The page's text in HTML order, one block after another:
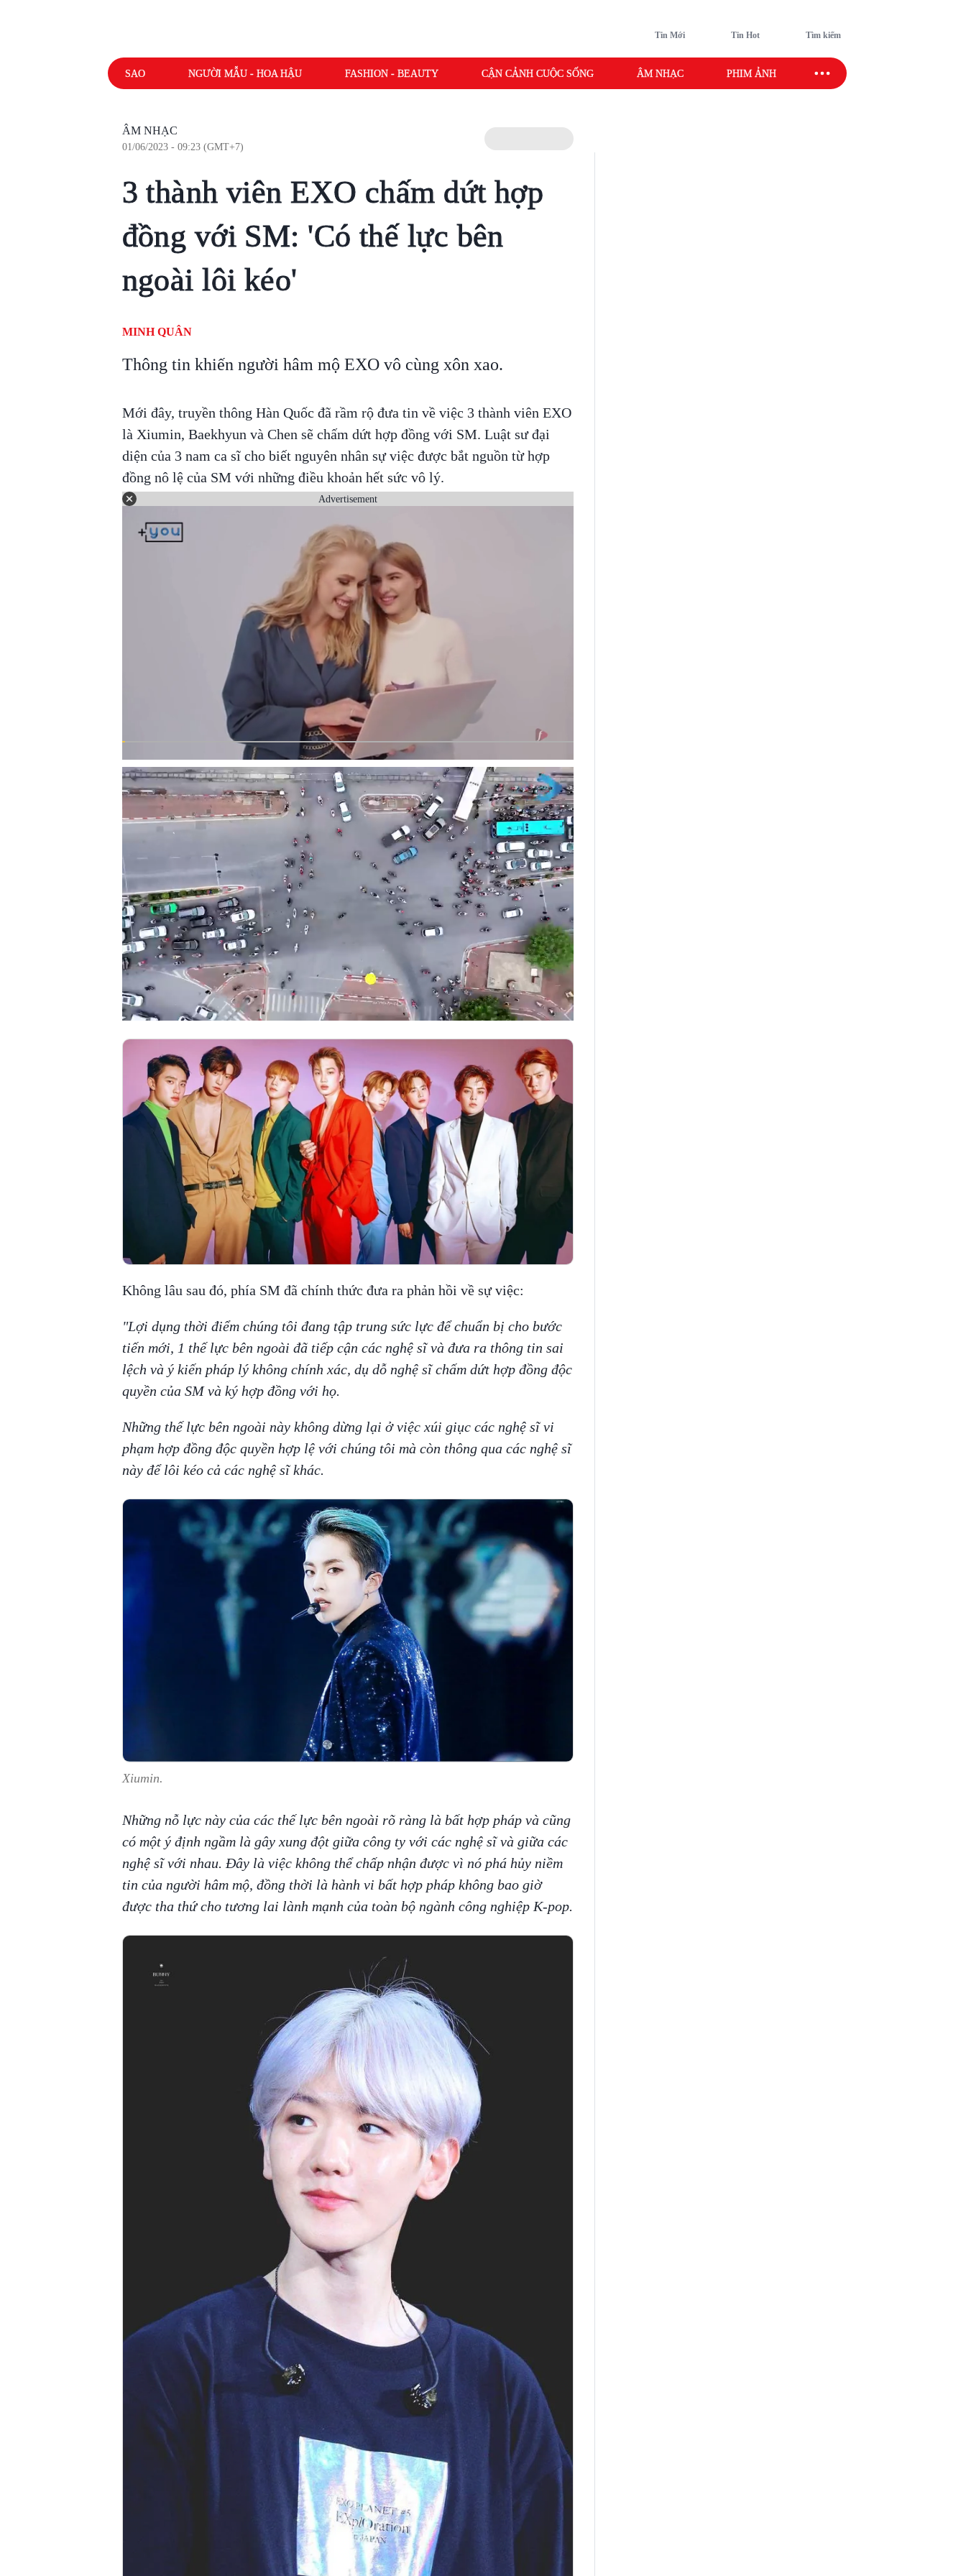
Tin Mới Tin Hot Tìm kiếm
SAO NGƯỜI MẪU - HOA HẬU FASHION - BEAUTY CẬN CẢNH CUỘC SỐNG ÂM NHẠC PHIM ẢNH SAO SPORT
ÂM NHẠC
01/06/2023 - 09:23 (GMT+7)
3 thành viên EXO chấm dứt hợp
đồng với SM: 'Có thế lực bên
ngoài lôi kéo'
MINH QUÂN
Thông tin khiến người hâm mộ EXO vô cùng xôn xao.
Mới đây, truyền thông Hàn Quốc đã rầm rộ đưa tin về việc 3 thành viên EXO
là Xiumin, Baekhyun và Chen sẽ chấm dứt hợp đồng với SM. Luật sư đại
diện của 3 nam ca sĩ cho biết nguyên nhân sự việc được bắt nguồn từ hợp
đồng nô lệ của SM với những điều khoản hết sức vô lý.
Advertisement
Không lâu sau đó, phía SM đã chính thức đưa ra phản hồi về sự việc:
"Lợi dụng thời điểm chúng tôi đang tập trung sức lực để chuẩn bị cho bước
tiến mới, 1 thế lực bên ngoài đã tiếp cận các nghệ sĩ và đưa ra thông tin sai
lệch và ý kiến pháp lý không chính xác, dụ dỗ nghệ sĩ chấm dứt hợp đồng độc
quyền của SM và ký hợp đồng với họ.
Những thế lực bên ngoài này không dừng lại ở việc xúi giục các nghệ sĩ vi
phạm hợp đồng độc quyền hợp lệ với chúng tôi mà còn thông qua các nghệ sĩ
này để lôi kéo cả các nghệ sĩ khác.
Xiumin.
Những nỗ lực này của các thế lực bên ngoài rõ ràng là bất hợp pháp và cũng
có một ý định ngầm là gây xung đột giữa công ty với các nghệ sĩ và giữa các
nghệ sĩ với nhau. Đây là việc không thể chấp nhận được vì nó phá hủy niềm
tin của người hâm mộ, đồng thời là hành vi bất hợp pháp không bao giờ
được tha thứ cho tương lai lành mạnh của toàn bộ ngành công nghiệp K-pop.